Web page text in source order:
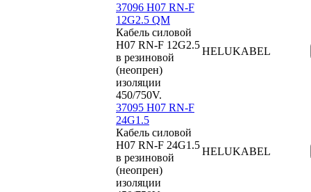
37096 H07 RN-F
12G2.5 QM
Кабель силовой
H07 RN-F 12G2.5
в резиновой
(неопрен)
изоляции
450/750V.
HELUKABEL
37095 H07 RN-F
24G1.5
Кабель силовой
H07 RN-F 24G1.5
в резиновой
(неопрен)
изоляции
HELUKABEL